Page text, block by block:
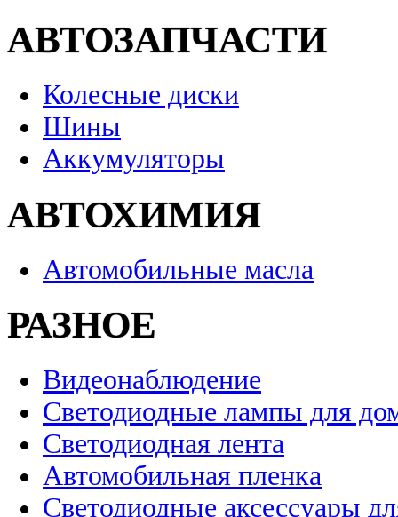
АВТОЗАПЧАСТИ
Колесные диски
Шины
Аккумуляторы
АВТОХИМИЯ
Автомобильные масла
РАЗНОЕ
Видеонаблюдение
Светодиодные лампы для
Светодиодная лента
Автомобильная пленка
Светодиодные аксессуары